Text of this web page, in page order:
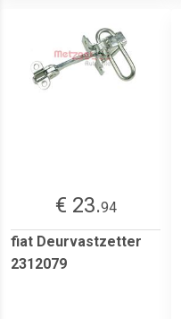
€ 23.94
fiat Deurvastzetter
2312079